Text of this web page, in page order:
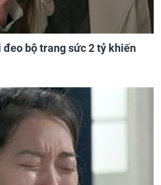
đeo bộ trang sức 2 tỷ khiến